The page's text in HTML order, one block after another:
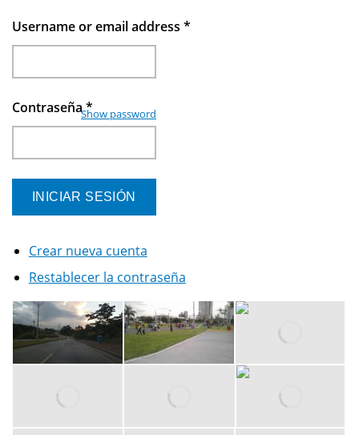
Username or email address *
Contraseña*
Show password
Crear nueva cuenta
Restablecer la contraseña